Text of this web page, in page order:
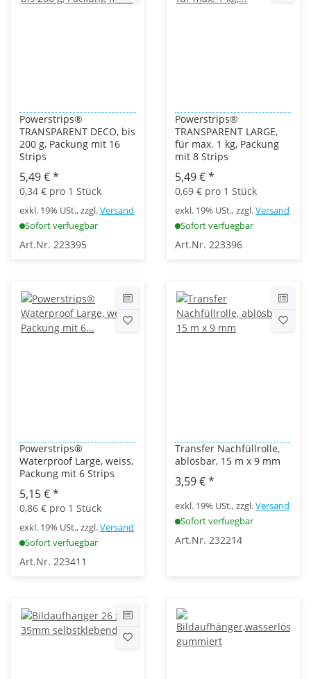
Powerstrips®
TRANSPARENT DECO, bis
200 g, Packung mit 16
Strips
5,49 €*
0,34 € pro 1 Stück
exkl. 19% USt., zzgl.Versand
Sofort verfuegbar
Art.Nr. 223395
Powerstrips®
TRANSPARENT LARGE,
für max. 1 kg, Packung
mit 8 Strips
5,49 €*
0,69 € pro 1 Stück
exkl. 19% USt., zzgl.Versand
Sofort verfuegbar
Art.Nr. 223396
Powerstrips®
Waterproof Large, weiss,
Packung mit 6 Strips
5,15 €*
0,86 € pro 1 Stück
exkl. 19% USt., zzgl.Versand
Sofort verfuegbar
Art.Nr. 223411
Transfer Nachfüllrolle,
ablösbar, 15 m x 9 mm
3,59 €*
exkl. 19% USt., zzgl.Versand
Sofort verfuegbar
Art.Nr. 232214